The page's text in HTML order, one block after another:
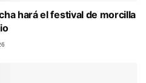
hará el festival de morcilla